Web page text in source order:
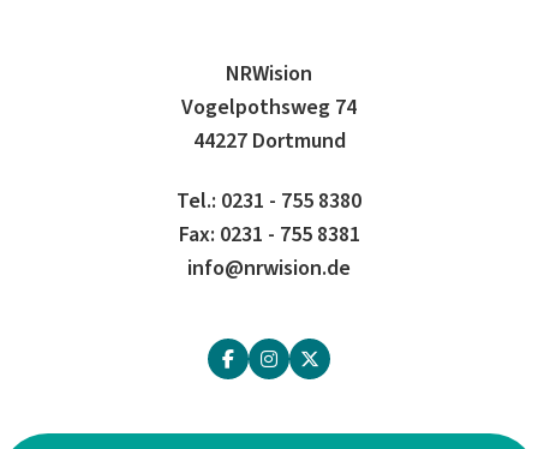
NRWision
Vogelpothsweg 74
44227 Dortmund
Tel.: 0231 - 755 8380
Fax: 0231 - 755 8381
info@nrwision.de